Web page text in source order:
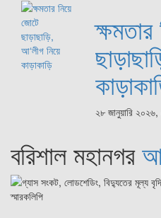
২৮ জানুয়ারি
বরিশাল মহানগর